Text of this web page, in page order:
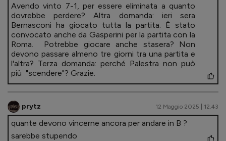
Avendo vinto 7-1, per essere eliminata a quanto
dovrebbe perdere? Altra domanda: ieri sera
Bernasconi ha giocato tutta la partita. È stato
convocato anche da Gasperini per la partita con la
Roma. Potrebbe giocare anche stasera? Non
devono passare almeno tre giorni tra una partita e
l'altra? Terza domanda: perché Palestra non può
più "scendere"? Grazie.
prytz 12 Maggio 2025 | 12.43
quante devono vincerne ancora per andare in B ?
sarebbe stupendo